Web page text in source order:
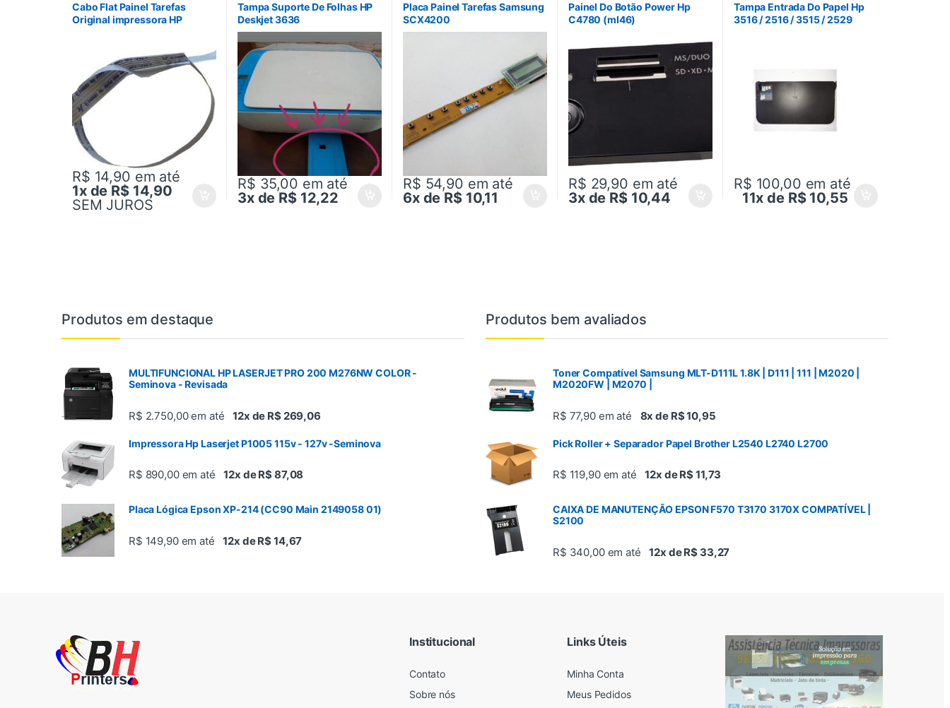
Cabo Flat Painel Tarefas
Original impressora HP
R$ 14,90 em até
1x de R$ 14,90
SEM JUROS
Tampa Suporte De Folhas HP
Deskjet 3636
R$ 35,00 em até
3x de R$ 12,22
Placa Painel Tarefas Samsung
SCX4200
R$ 54,90 em até
6x de R$ 10,11
Painel Do Botão Power Hp
C4780 (ml46)
R$ 29,90 em até
3x de R$ 10,44
Tampa Entrada Do Papel Hp
3516 / 2516 / 3515 / 2529
R$ 100,00 em até
11x de R$ 10,55
Produtos em destaque
MULTIFUNCIONAL HP LASERJET PRO 200 M276NW COLOR -
Seminova - Revisada
R$ 2.750,00 em até12x de R$ 269,06
Impressora Hp Laserjet P1005 115v - 127v -Seminova
R$ 890,00 em até12x de R$ 87,08
Placa Lógica Epson XP-214 (CC90 Main 2149058 01)
R$ 149,90 em até12x de R$ 14,67
Produtos bem avaliados
Toner Compatível Samsung MLT-D111L 1.8K | D111 | 111 | M2020 |
M2020FW | M2070 |
R$ 77,90 em até 8x de R$ 10,95
Pick Roller + Separador Papel Brother L2540 L2740 L2700
R$ 119,90 em até12x de R$ 11,73
CAIXA DE MANUTENÇÃO EPSON F570 T3170 3170X COMPATÍVEL |
S2100
R$ 340,00 em até12x de R$ 33,27
Institucional
Contato
Sobre nós
Links Úteis
Minha Conta
Meus Pedidos